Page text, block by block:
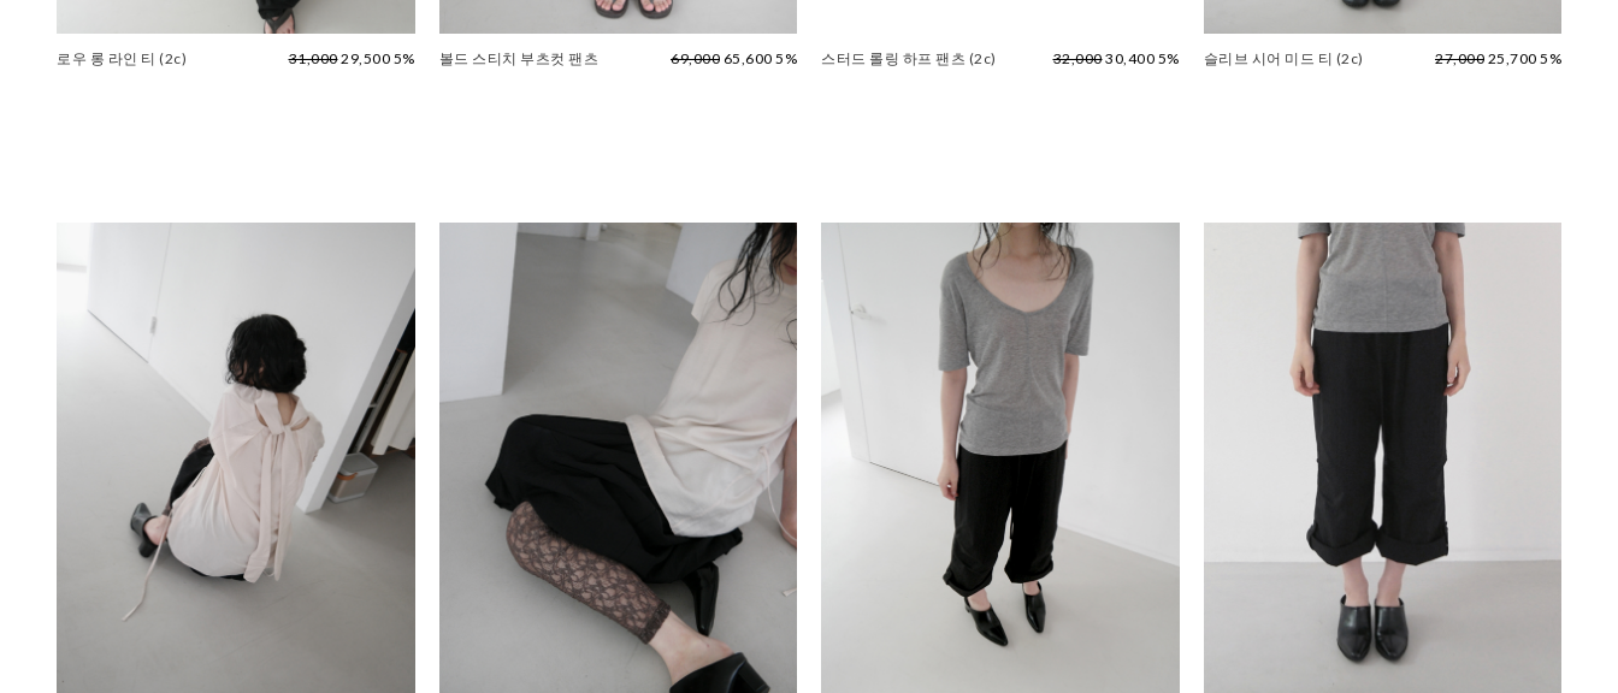
로우 롱 라인 티 (2c) 31,00029,500 5% 볼드 스티치 부츠컷 팬츠 69,000 65,600 5% 스터드 롤링 하프 팬츠 (2c) 32,00030,400 5% 슬리브 시어 미드 티 (2c) 27,000 25,700 5%